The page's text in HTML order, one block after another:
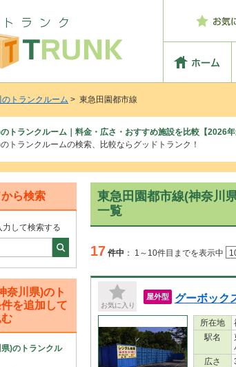
のトランクルーム > 東急田園都市線
トランクルーム｜料金・広さ・おすすめ施設を比較【2026年
トランクルームの検索、比較ならグッドトランク！
東急田園都市線(神奈川
一覧
17 件中 ： 1～10件目までを表示中
お気に入り
屋外型 グーボック
所在地
駅名
広さ
ら検索
力して検索する
奈川県)のト
を追加して
)のトランクル